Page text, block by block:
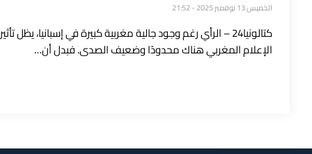
الخميس 13 نوفمبر 2025 - 21:52
كتالونيا24 – الرأي رغم وجود جالية مغربية كبيرة في إسبانيا، يظل تأثير
الإعلام المغربي هناك محدودًا وضعيف الصدى. فبدل أن…